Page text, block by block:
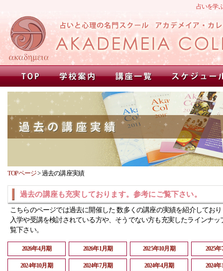
占いを学
TOPページ>過去の講座実績
過去の講座も充実しております。参考にご覧下さい。
こちらのページでは過去に開催した 数多くの講座の実績を紹介してお
入学や受講を検討されている方や、そうでない方も充実したラインナッ
覧下さい。
2026年4月期 2026年1月期 2025年10月期 2025
2024年10月期 2024年7月期 2024年4月期 2024